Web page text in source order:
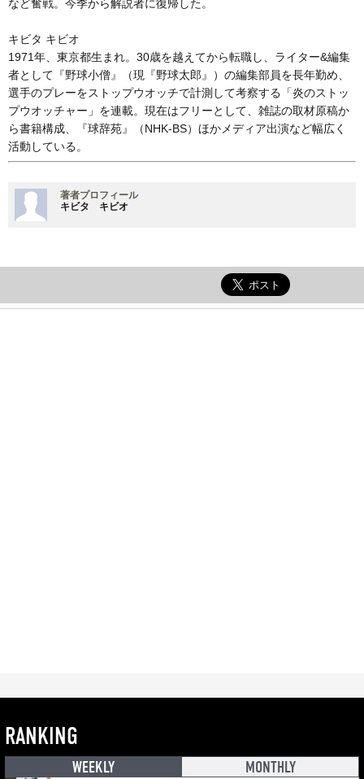
など奮戦。今季から解説者に復帰した。
キビタ キビオ
1971年、東京都生まれ。30歳を越えてから転職し、ライター&編集
者として『野球小僧』（現『野球太郎』）の編集部員を長年勤め、
選手のプレーをストップウオッチで計測して考察する「炎のストッ
プウオッチャー」を連載。現在はフリーとして、雑誌の取材原稿か
ら書籍構成、『球辞苑』（NHK-BS）ほかメディア出演など幅広く
活動している。
著者プロフィール
キビタ キビオ
RANKING
WEEKLY MONTHLY